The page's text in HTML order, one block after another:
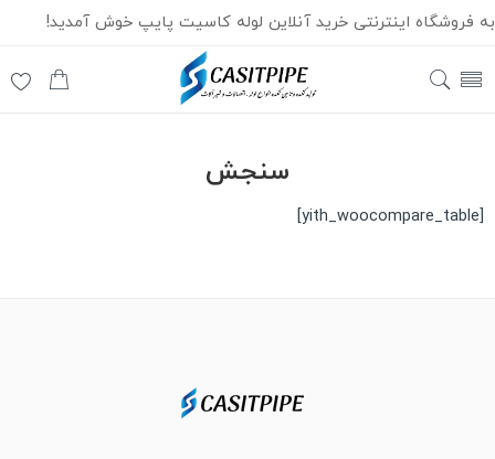
به فروشگاه اینترنتی خرید آنلاین لوله کاسیت پایپ خوش آمدید!
سنجش
[yith_woocompare_table]